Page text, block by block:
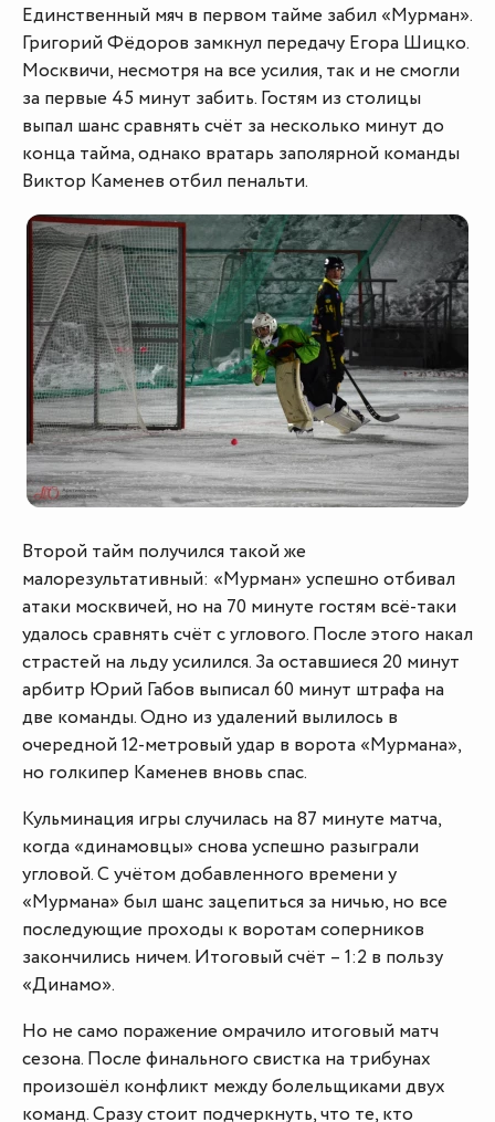
Единственный мяч в первом тайме забил «Мурман».
Григорий Фёдоров замкнул передачу Егора Шицко.
Москвичи, несмотря на все усилия, так и не смогли
за первые 45 минут забить. Гостям из столицы
выпал шанс сравнять счёт за несколько минут до
конца тайма, однако вратарь заполярной команды
Виктор Каменев отбил пенальти.
Второй тайм получился такой же
малорезультативный: «Мурман» успешно отбивал
атаки москвичей, но на 70 минуте гостям всё-таки
удалось сравнять счёт с углового. После этого накал
страстей на льду усилился. За оставшиеся 20 минут
арбитр Юрий Габов выписал 60 минут штрафа на
две команды. Одно из удалений вылилось в
очередной 12-метровый удар в ворота «Мурмана»,
но голкипер Каменев вновь спас.
Кульминация игры случилась на 87 минуте матча,
когда «динамовцы» снова успешно разыграли
угловой. С учётом добавленного времени у
«Мурмана» был шанс зацепиться за ничью, но все
последующие проходы к воротам соперников
закончились ничем. Итоговый счёт – 1:2 в пользу
«Динамо».
Но не само поражение омрачило итоговый матч
сезона. После финального свистка на трибунах
произошёл конфликт между болельщиками двух
команд. Сразу стоит подчеркнуть, что те, кто